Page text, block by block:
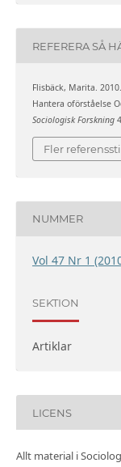
REFERERA SÅ
Flisbäck, Marita.
Hantera oförståelse
Sociologisk Forskning
Fler
NUMMER
Vol 47 Nr 1
SEKTION
Artiklar
LICENS
Allt material i